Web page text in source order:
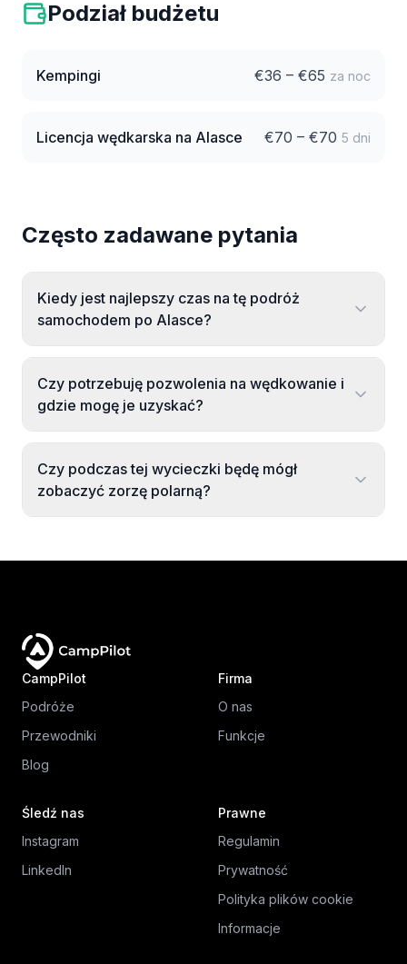
Podział budżetu
Kempingi €36 – €65 za noc
Licencja wędkarska na Alasce €70 – €70 5 dni
Często zadawane pytania
Kiedy jest najlepszy czas na tę podróż
samochodem po Alasce?
Czy potrzebuję pozwolenia na wędkowanie i
gdzie mogę je uzyskać?
Czy podczas tej wycieczki będę mógł
zobaczyć zorzę polarną?
CampPilot
Podróże
Przewodniki
Blog
Firma
O nas
Funkcje
Śledź nas
Instagram
LinkedIn
Prawne
Regulamin
Prywatność
Polityka plików cookie
Informacje